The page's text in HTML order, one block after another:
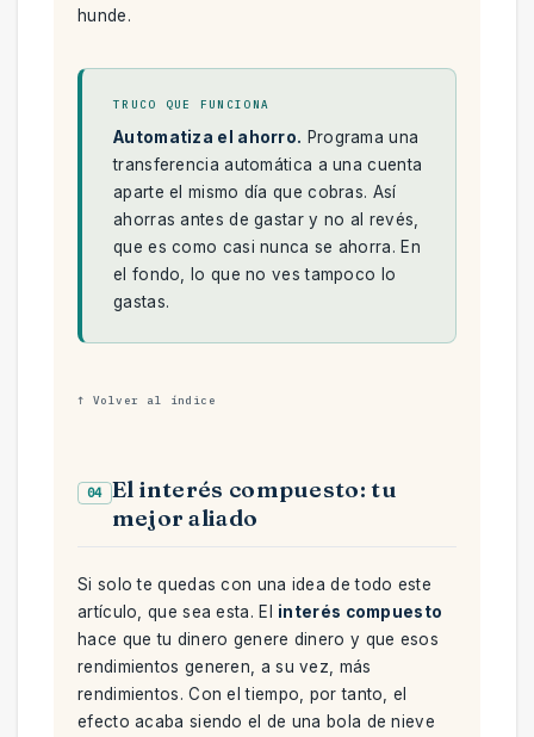
hunde.
TRUCO QUE FUNCIONA
Automatiza el ahorro. Programa una
transferencia automática a una cuenta
aparte el mismo día que cobras. Así
ahorras antes de gastar y no al revés,
que es como casi nunca se ahorra. En
el fondo, lo que no ves tampoco lo
gastas.
↑ Volver al índice
04 El interés compuesto: tu
mejor aliado
Si solo te quedas con una idea de todo este
artículo, que sea esta. El interés compuesto
hace que tu dinero genere dinero y que esos
rendimientos generen, a su vez, más
rendimientos. Con el tiempo, por tanto, el
efecto acaba siendo el de una bola de nieve